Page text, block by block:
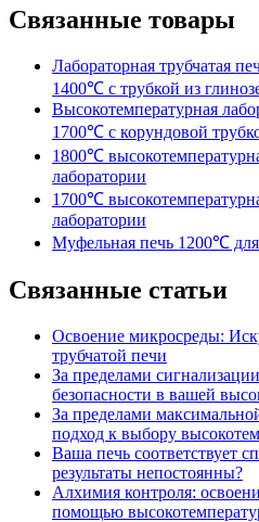
Связанные товары
Лабораторная трубчатая
1400℃ с трубкой из
Высокотемпературная
1700℃ с корундовой
1800℃
лаборатории
1700℃
лаборатории
Муфельная печь 1200℃ для
Связанные статьи
Освоение микросреды:
трубчатой печи
За пределами
безопасности в вашей
За пределами
подход к выбору
Ваша печь соответствует
результаты непостоянны?
Алхимия контроля:
помощью